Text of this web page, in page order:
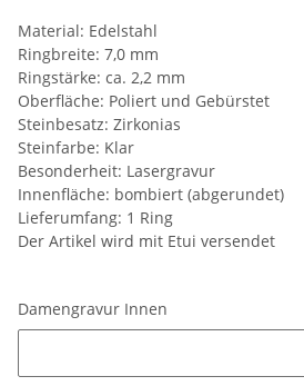
Material: Edelstahl
Ringbreite: 7,0 mm
Ringstärke: ca. 2,2 mm
Oberfläche: Poliert und Gebürstet
Steinbesatz: Zirkonias
Steinfarbe: Klar
Besonderheit: Lasergravur
Innenfläche: bombiert (abgerundet)
Lieferumfang: 1 Ring
Der Artikel wird mit Etui versendet
Damengravur Innen